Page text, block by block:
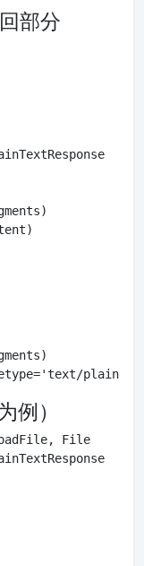
部分
# 如
plain')
例）
File